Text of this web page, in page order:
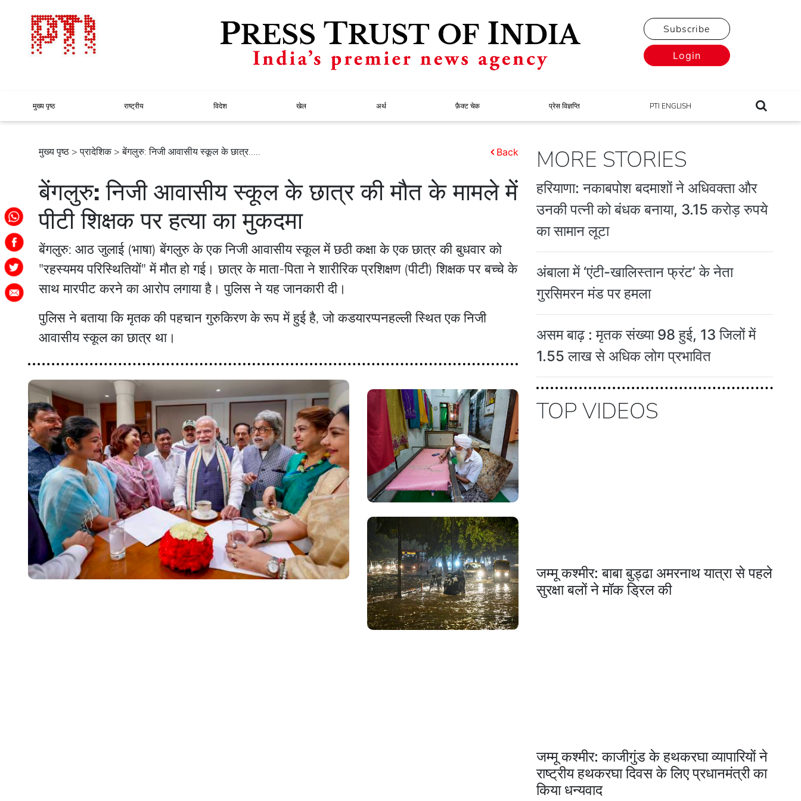
Subscribe
Login
मुख्य पृष्ठ राष्ट्रीय विदेश खेल अर्थ फ़ैक्ट चेक प्रेस विज्ञप्ति PTI ENGLISH
मुख्य पृष्ठ >प्रादेशिक> बेंगलुरु: निजी आवासीय स्कूल के छात्र..... Back
बेंगलुरु: निजी आवासीय स्कूल के छात्र की मौत के मामले में
पीटी शिक्षक पर हत्या का मुकदमा
बेंगलुरु: आठ जुलाई (भाषा) बेंगलुरु के एक निजी आवासीय स्कूल में छठी कक्षा के एक छात्र की बुधवार को
"रहस्यमय परिस्थितियों" में मौत हो गई। छात्र के माता-पिता ने शारीरिक प्रशिक्षण (पीटी) शिक्षक पर बच्चे के
साथ मारपीट करने का आरोप लगाया है। पुलिस ने यह जानकारी दी।
पुलिस ने बताया कि मृतक की पहचान गुरुकिरण के रूप में हुई है, जो कडयारप्पनहल्ली स्थित एक निजी
आवासीय स्कूल का छात्र था।
MORE STORIES
हरियाणा: नकाबपोश बदमाशों ने अधिवक्ता और
उनकी पत्नी को बंधक बनाया, 3.15 करोड़ रुपये
का सामान लूटा
अंबाला में ‘एंटी-खालिस्तान फ्रंट’ के नेता
गुरसिमरन मंड पर हमला
असम बाढ़ : मृतक संख्या 98 हुई, 13 जिलों में
1.55 लाख से अधिक लोग प्रभावित
TOP VIDEOS
जम्मू कश्मीर: बाबा बुड्ढा अमरनाथ यात्रा से पहले
सुरक्षा बलों ने मॉक ड्रिल की
जम्मू कश्मीर: काजीगुंड के हथकरघा व्यापारियों ने
राष्ट्रीय हथकरघा दिवस के लिए प्रधानमंत्री का
किया धन्यवाद